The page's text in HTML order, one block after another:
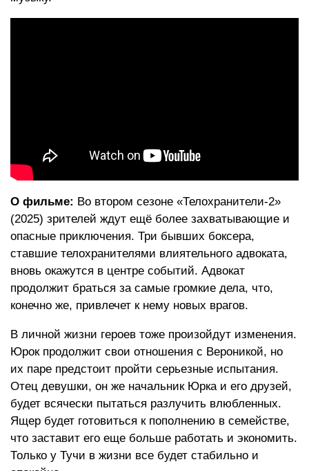
О фильме: Во втором сезоне «Телохранители-2»
(2025) зрителей ждут ещё более захватывающие и
опасные приключения. Три бывших боксера,
ставшие телохранителями влиятельного адвоката,
вновь окажутся в центре событий. Адвокат
продолжит браться за самые громкие дела, что,
конечно же, привлечет к нему новых врагов.
В личной жизни героев тоже произойдут изменения.
Юрок продолжит свои отношения с Вероникой, но
их паре предстоит пройти серьезные испытания.
Отец девушки, он же начальник Юрка и его друзей,
будет всячески пытаться разлучить влюбленных.
Ящер будет готовиться к пополнению в семействе,
что заставит его еще больше работать и экономить.
Только у Тучи в жизни все будет стабильно и